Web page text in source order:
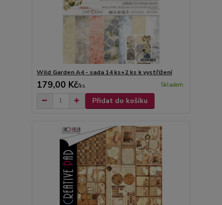
Wild Garden A4 - sada 14 ks+2 ks k vystřižení
179,00 Kč/ks Skladem
Přidat do košíku